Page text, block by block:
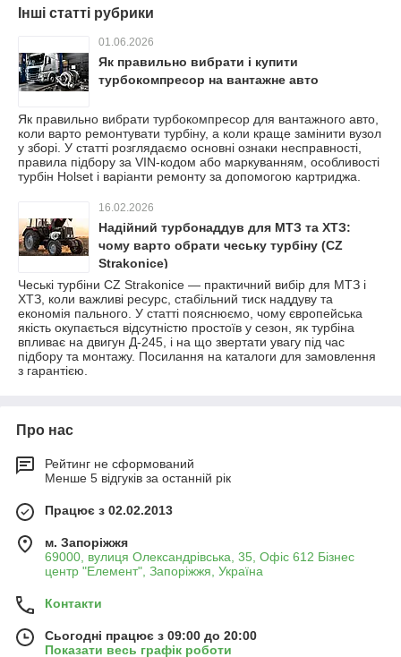
Інші статті рубрики
01.06.2026
Як правильно вибрати і купити
турбокомпресор на вантажне авто
Як правильно вибрати турбокомпресор для вантажного авто,
коли варто ремонтувати турбіну, а коли краще замінити вузол
у зборі. У статті розглядаємо основні ознаки несправності,
правила підбору за VIN-кодом або маркуванням, особливості
турбін Holset і варіанти ремонту за допомогою картриджа.
16.02.2026
Надійний турбонаддув для МТЗ та ХТЗ:
чому варто обрати чеську турбіну (CZ
Strakonice)
Чеські турбіни CZ Strakonice — практичний вибір для МТЗ і
ХТЗ, коли важливі ресурс, стабільний тиск наддуву та
економія пального. У статті пояснюємо, чому європейська
якість окупається відсутністю простоїв у сезон, як турбіна
впливає на двигун Д-245, і на що звертати увагу під час
підбору та монтажу. Посилання на каталоги для замовлення
з гарантією.
Про нас
Рейтинг не сформований
Менше 5 відгуків за останній рік
Працює з 02.02.2013
м. Запоріжжя
69000, вулиця Олександрівська, 35, Офіс 612 Бізнес
центр "Елемент", Запоріжжя, Україна
Контакти
Сьогодні працює з 09:00 до 20:00
Показати весь графік роботи